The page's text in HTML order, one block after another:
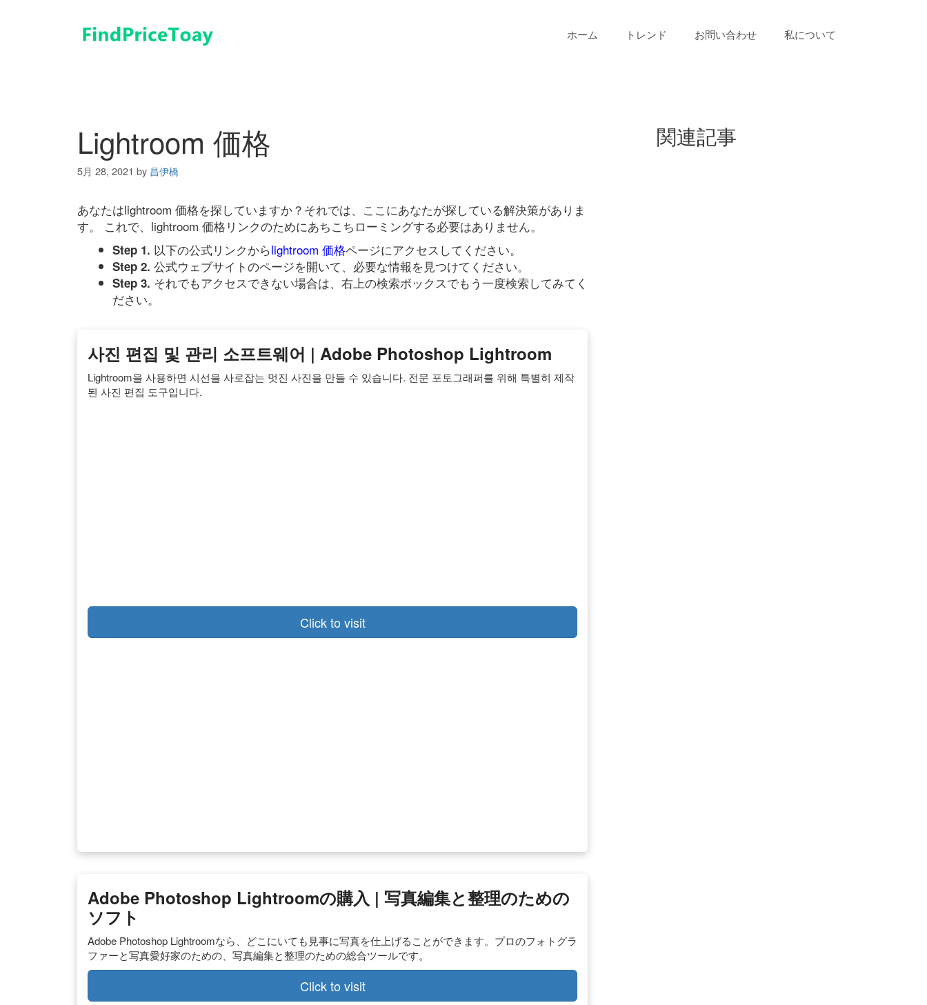
ホーム トレンド お問い合わせ 私について
Lightroom 価格
5月 28, 2021 by 昌伊橋
あなたはlightroom 価格を探していますか？それでは、ここにあなたが探している解決策がありま
す。 これで、lightroom 価格リンクのためにあちこちローミングする必要はありません。
Step 1. 以下の公式リンクからlightroom 価格ページにアクセスしてください。
Step 2. 公式ウェブサイトのページを開いて、必要な情報を見つけてください。
Step 3. それでもアクセスできない場合は、右上の検索ボックスでもう一度検索してみてく
ださい。
사진 편집 및 관리 소프트웨어 | Adobe Photoshop Lightroom
Lightroom을 사용하면 시선을 사로잡는 멋진 사진을 만들 수 있습니다. 전문 포토그래퍼를 위해 특별히 제작
된 사진 편집 도구입니다.
Click to visit
Adobe Photoshop Lightroomの購入 | 写真編集と整理のための
ソフト
Adobe Photoshop Lightroomなら、どこにいても見事に写真を仕上げることができます。プロのフォトグラ
ファーと写真愛好家のための、写真編集と整理のための総合ツールです。
Click to visit
関連記事